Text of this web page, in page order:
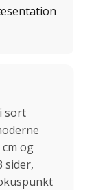
sort
og
sider,